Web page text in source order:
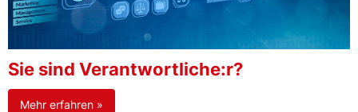
Sie sind Verantwortliche:r?
Mehr erfahren »